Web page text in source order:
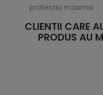
protectia maxima
CLIENTII CARE
PRODUS AU